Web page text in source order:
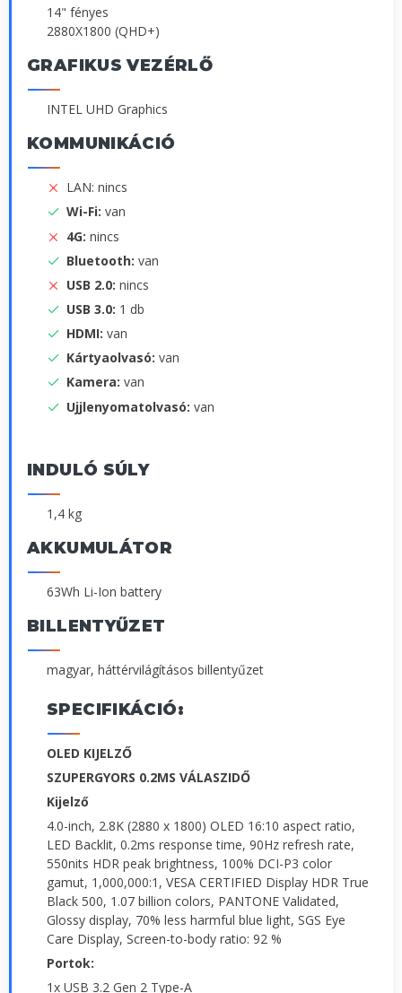
14" fényes
2880X1800 (QHD+)
GRAFIKUS VEZÉRLŐ
INTEL UHD Graphics
KOMMUNIKÁCIÓ
LAN: nincs
Wi-Fi: van
4G: nincs
Bluetooth: van
USB 2.0: nincs
USB 3.0: 1 db
HDMI: van
Kártyaolvasó: van
Kamera: van
Ujjlenyomatolvasó: van
INDULÓ SÚLY
1,4 kg
AKKUMULÁTOR
63Wh Li-Ion battery
BILLENTYŰZET
magyar, háttérvilágításos billentyűzet
SPECIFIKÁCIÓ:
OLED KIJELZŐ
SZUPERGYORS 0.2MS VÁLASZIDŐ
Kijelző
4.0-inch, 2.8K (2880 x 1800) OLED 16:10 aspect ratio,
LED Backlit, 0.2ms response time, 90Hz refresh rate,
550nits HDR peak brightness, 100% DCI-P3 color
gamut, 1,000,000:1, VESA CERTIFIED Display HDR True
Black 500, 1.07 billion colors, PANTONE Validated,
Glossy display, 70% less harmful blue light, SGS Eye
Care Display, Screen-to-body ratio: 92 %
Portok:
1x USB 3.2 Gen 2 Type-A